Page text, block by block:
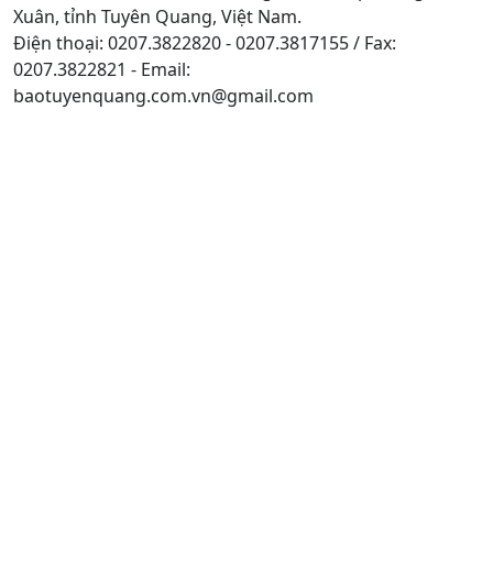
Xuân, tỉnh Tuyên Quang, Việt Nam.
Điện thoại: 0207.3822820 - 0207.3817155 / Fax:
0207.3822821 - Email:
baotuyenquang.com.vn@gmail.com